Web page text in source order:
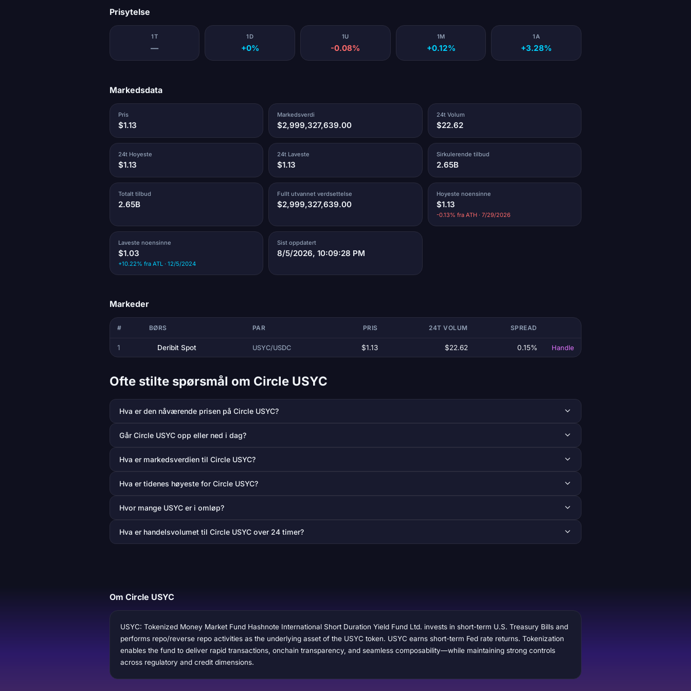
Prisytelse
1T
—
1D
+0%
1U
-0.08%
1M
+0.12%
1A
+3.28%
Markedsdata
Pris
$1.13
Markedsverdi
$2,999,327,639.00
24t Volum
$22.62
24t Hoyeste
$1.13
24t Laveste
$1.13
Sirkulerende tilbud
2.65B
Totalt tilbud
2.65B
Fullt utvannet verdsettelse
$2,999,327,639.00
Hoyeste noensinne
$1.13
-0.13% fra ATH · 7/29/2026
Laveste noensinne
$1.03
+10.22% fra ATL · 12/5/2024
Sist oppdatert
8/5/2026, 10:09:28 PM
Markeder
# BØRS PAR PRIS 24T VOLUM SPREAD
1 Deribit Spot USYC/USDC $1.13 $22.62 0.15% Handle
Ofte stilte spørsmål om Circle USYC
Hva er den nåværende prisen på Circle USYC?
Går Circle USYC opp eller ned i dag?
Hva er markedsverdien til Circle USYC?
Hva er tidenes høyeste for Circle USYC?
Hvor mange USYC er i omløp?
Hva er handelsvolumet til Circle USYC over 24 timer?
Om Circle USYC
USYC: Tokenized Money Market Fund Hashnote International Short Duration Yield Fund Ltd. invests in short-term U.S. Treasury Bills and
performs repo/reverse repo activities as the underlying asset of the USYC token. USYC earns short-term Fed rate returns. Tokenization
enables the fund to deliver rapid transactions, onchain transparency, and seamless composability—while maintaining strong controls
across regulatory and credit dimensions.